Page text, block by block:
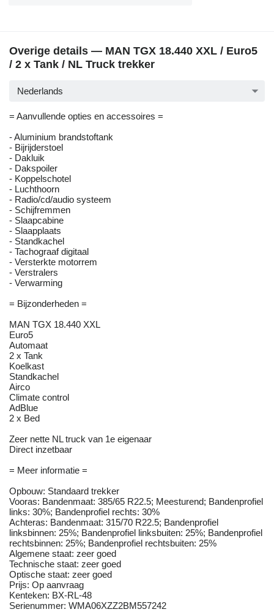
Overige details — MAN TGX 18.440 XXL / Euro5
/ 2 x Tank / NL Truck trekker
Nederlands
= Aanvullende opties en accessoires =
- Aluminium brandstoftank
- Bijrijderstoel
- Dakluik
- Dakspoiler
- Koppelschotel
- Luchthoorn
- Radio/cd/audio systeem
- Schijfremmen
- Slaapcabine
- Slaapplaats
- Standkachel
- Tachograaf digitaal
- Versterkte motorrem
- Verstralers
- Verwarming
= Bijzonderheden =
MAN TGX 18.440 XXL
Euro5
Automaat
2 x Tank
Koelkast
Standkachel
Airco
Climate control
AdBlue
2 x Bed
Zeer nette NL truck van 1e eigenaar
Direct inzetbaar
= Meer informatie =
Opbouw: Standaard trekker
Vooras: Bandenmaat: 385/65 R22.5; Meesturend; Bandenprofiel
links: 30%; Bandenprofiel rechts: 30%
Achteras: Bandenmaat: 315/70 R22.5; Bandenprofiel
linksbinnen: 25%; Bandenprofiel linksbuiten: 25%; Bandenprofiel
rechtsbinnen: 25%; Bandenprofiel rechtsbuiten: 25%
Algemene staat: zeer goed
Technische staat: zeer goed
Optische staat: zeer goed
Prijs: Op aanvraag
Kenteken: BX-RL-48
Serienummer: WMA06XZZ2BM557242